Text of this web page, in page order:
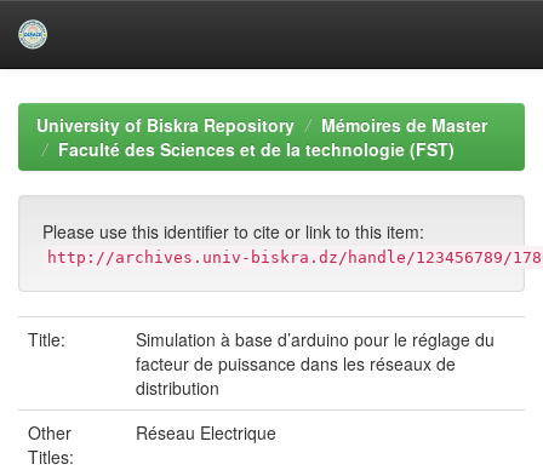
navigationUniversity of Biskra Repository
Mémoires de Master
Faculté des Sciences et de la technologie (FST)
Please use this identifier to cite or link to this item:
http://archives.univ-biskra.dz/handle/123456789/
Title:
Simulation à base d’arduino pour le réglage du
facteur de puissance dans les réseaux de
distribution
Other
Titles:
Réseau Electrique